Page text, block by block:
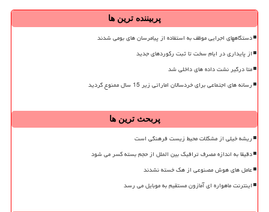
پربیننده ترین ها
دستگاههای اجرایی موظف به استفاده از پیامرسان های بومی شدند
از پایداری در ایام سخت تا ثبت رکوردهای جدید
متا درگیر نشت داده های داخلی شد
رسانه های اجتماعی برای خردسالان اماراتی زیر 15 سال ممنوع گردید
پربحث ترین ها
ریشه خیلی از مشکلات محیط زیست فرهنگی است
دقیقا به اندازه مصرف ترافیک بین الملل از حجم بسته کسر می شود
عامل های هوش مصنوعی از هک خسته نشدند
اینترنت ماهواره ای آمازون مستقیم به موبایل می رسد